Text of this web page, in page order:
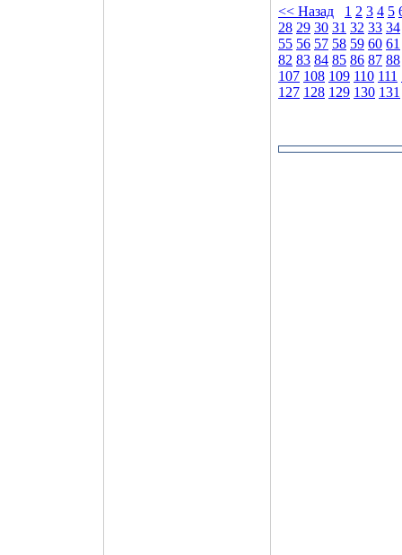
<< Назад
1 2 3 4 5
28 29 30 31 32 33 34
55 56 57 58 59 60 61
82 83 84 85 86 87 88
107 108 109 110 111
127 128 129 130 131